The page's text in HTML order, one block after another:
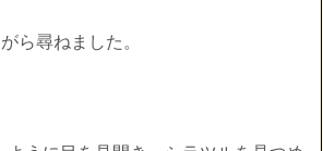
ら尋ねました。